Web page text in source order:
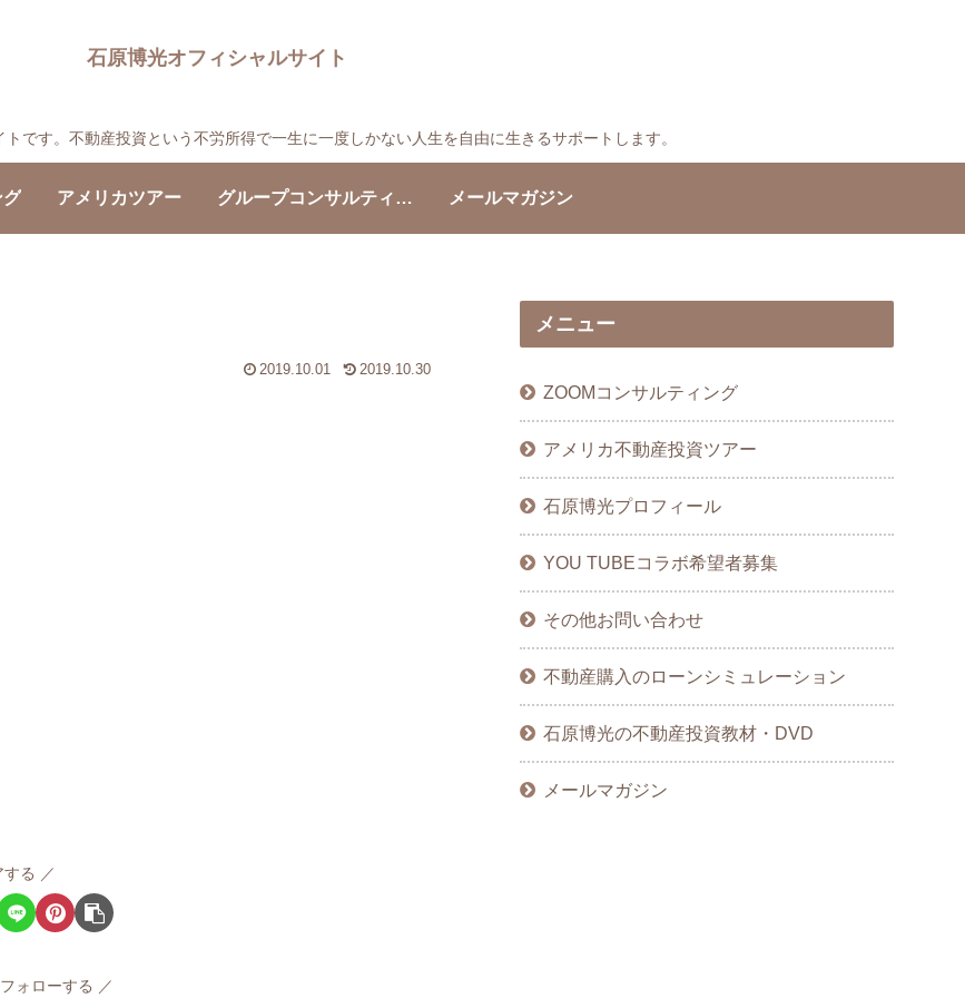
石原博光オフィシャルサイト
です。不動産投資という不労所得で一生に一度しかない人生を自由に生きるサポートします。
アメリカツアー グループコンサルティング メールマガジン
2019.10.01 2019.10.30
する
ォローする
メニュー
ZOOMコンサルティング
アメリカ不動産投資ツアー
石原博光プロフィール
YOU TUBEコラボ希望者募集
その他お問い合わせ
不動産購入のローンシミュレーション
石原博光の不動産投資教材・DVD
メールマガジン